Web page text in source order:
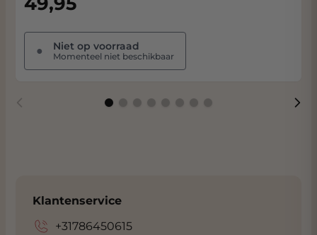
● Niet op voorraad
Momenteel niet beschikbaar
Klantenservice
+31786450615